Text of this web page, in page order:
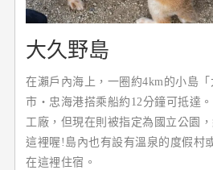
大久野島
在瀨戶內海上，一圈約4km的小島
市・忠海港搭乘船約12分鐘可抵達
工廠，但現在則被指定為國立公園
這裡喔!島內也有設有溫泉的度假村
在這裡住宿。